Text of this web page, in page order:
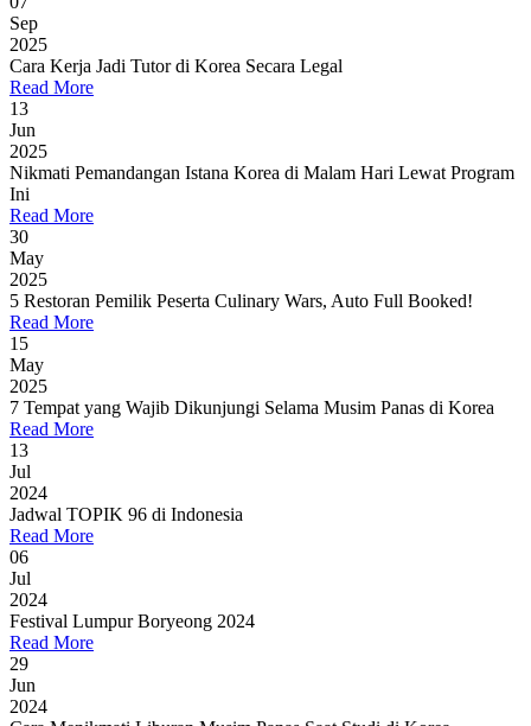
Sep
2025
Cara Kerja Jadi Tutor di Korea Secara Legal
Read More
13
Jun
2025
Nikmati Pemandangan Istana Korea di Malam Hari Lewat Program
Ini
Read More
30
May
2025
5 Restoran Pemilik Peserta Culinary Wars, Auto Full Booked!
Read More
15
May
2025
7 Tempat yang Wajib Dikunjungi Selama Musim Panas di Korea
Read More
13
Jul
2024
Jadwal TOPIK 96 di Indonesia
Read More
06
Jul
2024
Festival Lumpur Boryeong 2024
Read More
29
Jun
2024